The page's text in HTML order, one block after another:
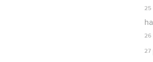
25
26
27